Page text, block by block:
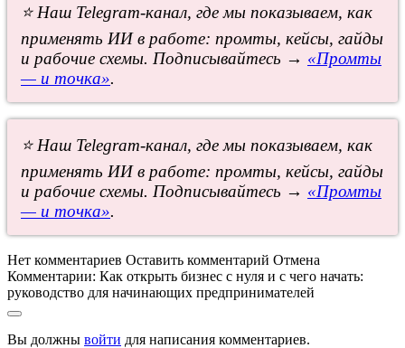
⭐ Наш Telegram-канал, где мы показываем, как
применять ИИ в работе: промты, кейсы, гайды
и рабочие схемы. Подписывайтесь → «Промты
— и точка».
⭐ Наш Telegram-канал, где мы показываем, как
применять ИИ в работе: промты, кейсы, гайды
и рабочие схемы. Подписывайтесь → «Промты
— и точка».
Нет комментариев Оставить комментарий Отмена
Комментарии: Как открыть бизнес с нуля и с чего начать:
руководство для начинающих предпринимателей
Вы должны войти для написания комментариев.